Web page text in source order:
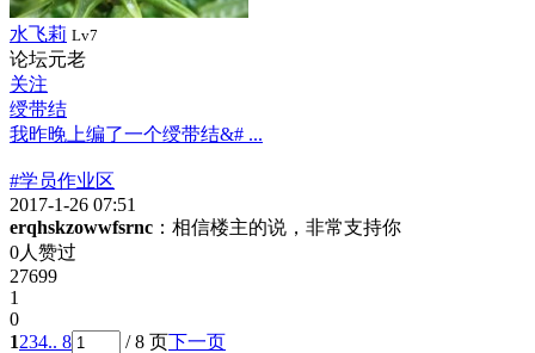
水飞莉 Lv7
论坛元老
关注
绶带结
我昨晚上编了一个绶带结&# ...
#学员作业区
2017-1-26 07:51
erqhskzowwfsrnc ：相信楼主的说，非常支持你
0人赞过
27699
1
0
1234.. 8 / 8 页下一页